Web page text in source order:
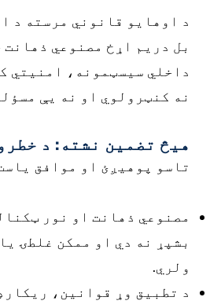
د اوهایو قانوني مرسته د
بل دریم اړخ مصنوعي
داخلي سیسټمونه، امنیتي
نه کنټرولوي او نه یې
هیڅ تضمین نشته: د
تاسو پوهیږئ او موافق
مصنوعي ذهانت او نور
بشپړ نه دي او ممکن غلطۍ
ولري.
د تطبیق وړ قوانین،